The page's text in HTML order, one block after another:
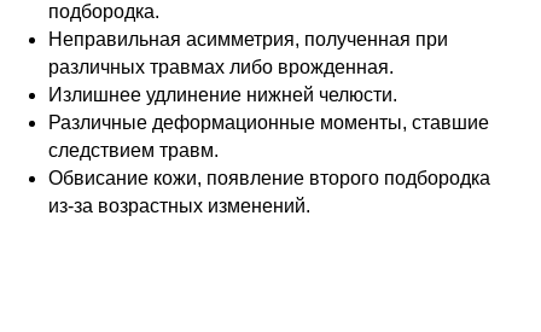
подбородка.
Неправильная асимметрия, полученная при
различных травмах либо врожденная.
Излишнее удлинение нижней челюсти.
Различные деформационные моменты, ставшие
следствием травм.
Обвисание кожи, появление второго подбородка
из-за возрастных изменений.